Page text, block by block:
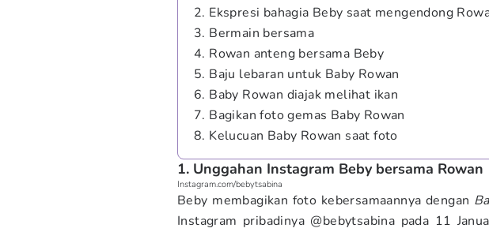
2. Ekspresi bahagia Beby saat mengendong
3. Bermain bersama
4. Rowan anteng bersama Beby
5. Baju lebaran untuk Baby Rowan
6. Baby Rowan diajak melihat ikan
7. Bagikan foto gemas Baby Rowan
8. Kelucuan Baby Rowan saat foto
1. Unggahan Instagram Beby bersama Rowan
Instagram.com/bebytsabina
Beby membagikan foto kebersamaannya dengan
Instagram pribadinya @bebytsabina pada 11